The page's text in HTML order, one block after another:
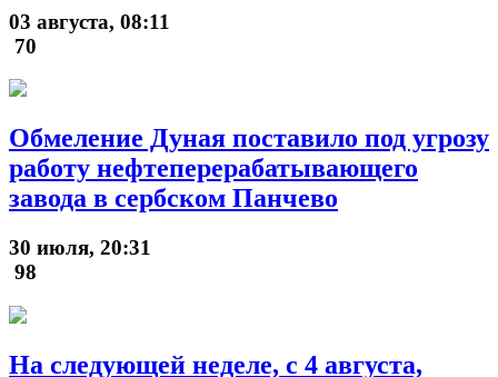
03 августа, 08:11
70
Обмеление Дуная поставило под угрозу
работу нефтеперерабатывающего
завода в сербском Панчево
30 июля, 20:31
98
На следующей неделе, с 4 августа,